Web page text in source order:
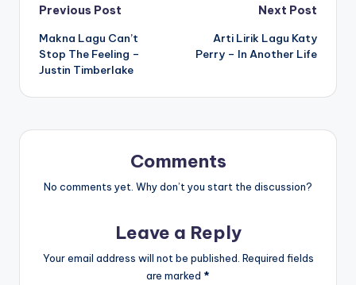
Post
navigation
Previous Post
Makna Lagu Can’t
Stop The Feeling –
Justin Timberlake
Next Post
Arti Lirik Lagu Katy
Perry – In Another Life
Comments
No comments yet. Why don’t you start the discussion?
Leave a Reply
Your email address will not be published. Required fields
are marked *